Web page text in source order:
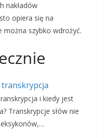
nakładów
opiera się na
można szybko wdrożyć.
i kiedy jest
Transkrypcje słów nie